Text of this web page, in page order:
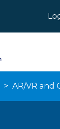
AR/VR and